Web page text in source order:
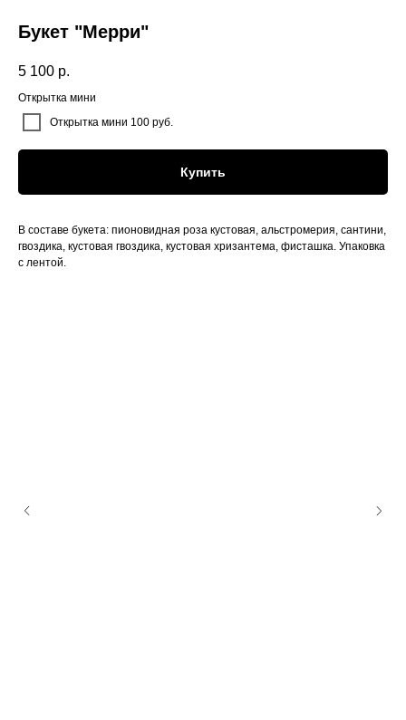
Букет "Мерри"
5 100 р.
Открытка мини
Открытка мини 100 руб.
Купить
В составе букета: пионовидная роза кустовая, альстромерия, сантини,
гвоздика, кустовая гвоздика, кустовая хризантема, фисташка. Упаковка
с лентой.